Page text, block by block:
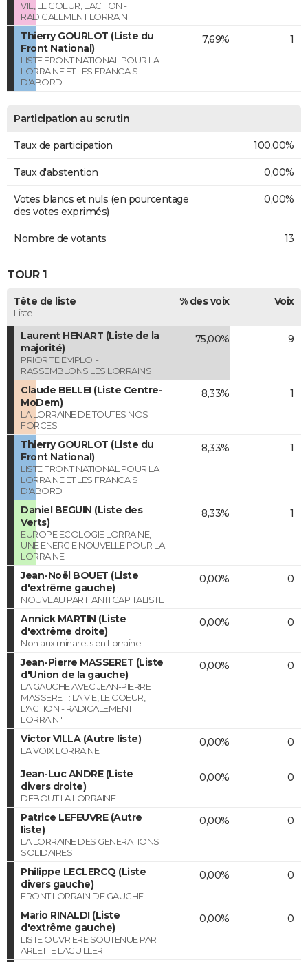
VIE, LE COEUR, L'ACTION -
RADICALEMENT LORRAIN
Thierry GOURLOT (Liste du
Front National)
LISTE FRONT NATIONAL POUR LA
LORRAINE ET LES FRANCAIS
D'ABORD
7,69% 1
Participation au scrutin
Taux de participation 100,00%
Taux d'abstention 0,00%
Votes blancs et nuls (en pourcentage
des votes exprimés)
0,00%
Nombre de votants 13
TOUR 1
Tête de liste
Liste
% des voix Voix
Laurent HENART (Liste de la
majorité)
PRIORITE EMPLOI -
RASSEMBLONS LES LORRAINS
75,00% 9
Claude BELLEI (Liste Centre-
MoDem)
LA LORRAINE DE TOUTES NOS
FORCES
8,33% 1
Thierry GOURLOT (Liste du
Front National)
LISTE FRONT NATIONAL POUR LA
LORRAINE ET LES FRANCAIS
D'ABORD
8,33% 1
Daniel BEGUIN (Liste des
Verts)
EUROPE ECOLOGIE LORRAINE,
UNE ENERGIE NOUVELLE POUR LA
LORRAINE
8,33% 1
Jean-Noël BOUET (Liste
d'extrême gauche)
NOUVEAU PARTI ANTI CAPITALISTE
0,00% 0
Annick MARTIN (Liste
d'extrême droite)
Non aux minarets en Lorraine
0,00% 0
Jean-Pierre MASSERET (Liste
d'Union de la gauche)
LA GAUCHE AVEC JEAN-PIERRE
MASSERET : LA VIE, LE COEUR,
L'ACTION - RADICALEMENT
LORRAIN"
0,00% 0
Victor VILLA (Autre liste)
LA VOIX LORRAINE
0,00% 0
Jean-Luc ANDRE (Liste
divers droite)
DEBOUT LA LORRAINE
0,00% 0
Patrice LEFEUVRE (Autre
liste)
LA LORRAINE DES GENERATIONS
SOLIDAIRES
0,00% 0
Philippe LECLERCQ (Liste
divers gauche)
FRONT LORRAIN DE GAUCHE
0,00% 0
Mario RINALDI (Liste
d'extrême gauche)
LISTE OUVRIERE SOUTENUE PAR
ARLETTE LAGUILLER
0,00% 0